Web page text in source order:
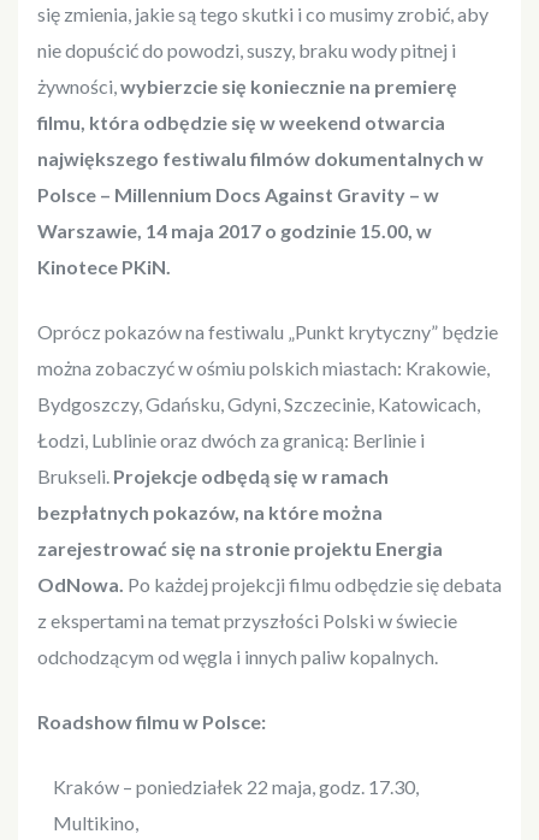
się zmienia, jakie są tego skutki i co musimy zrobić, aby
nie dopuścić do powodzi, suszy, braku wody pitnej i
żywności, wybierzcie się koniecznie na premierę
filmu, która odbędzie się w weekend otwarcia
największego festiwalu filmów dokumentalnych w
Polsce – Millennium Docs Against Gravity – w
Warszawie, 14 maja 2017 o godzinie 15.00, w
Kinotece PKiN.
Oprócz pokazów na festiwalu „Punkt krytyczny” będzie
można zobaczyć w ośmiu polskich miastach: Krakowie,
Bydgoszczy, Gdańsku, Gdyni, Szczecinie, Katowicach,
Łodzi, Lublinie oraz dwóch za granicą: Berlinie i
Brukseli. Projekcje odbędą się w ramach
bezpłatnych pokazów, na które można
zarejestrować się na stronie projektu Energia
OdNowa. Po każdej projekcji filmu odbędzie się debata
z ekspertami na temat przyszłości Polski w świecie
odchodzącym od węgla i innych paliw kopalnych.
Roadshow filmu w Polsce:
Kraków – poniedziałek 22 maja, godz. 17.30,
Multikino,